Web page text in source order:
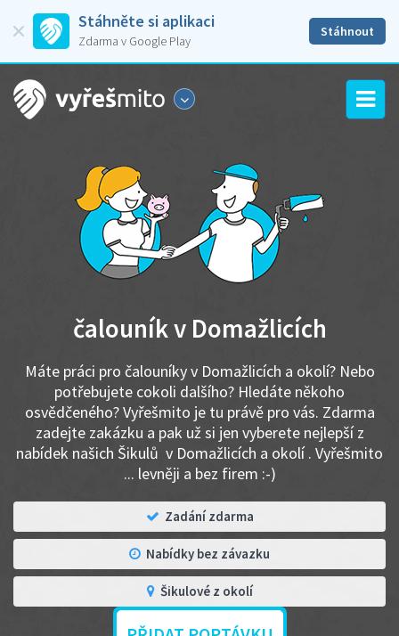
Stáhněte si aplikaci
Zdarma v Google Play
Stáhnout
čalouník v Domažlicích
Máte práci pro čalouníky v Domažlicích a okolí? Nebo
potřebujete cokoli dalšího? Hledáte někoho
osvědčeného? Vyřešmito je tu právě pro vás. Zdarma
zadejte zakázku a pak už si jen vyberete nejlepší z
nabídek našich Šikulů v Domažlicích a okolí . Vyřešmito
... levněji a bez firem :-)
Zadání zdarma
Nabídky bez závazku
Šikulové z okolí